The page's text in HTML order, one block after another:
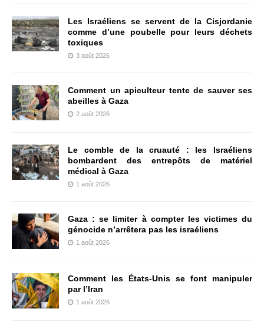
Les Israéliens se servent de la Cisjordanie
comme d’une poubelle pour leurs déchets
toxiques
3 août 2026
Comment un apiculteur tente de sauver ses
abeilles à Gaza
2 août 2026
Le comble de la cruauté : les Israéliens
bombardent des entrepôts de matériel
médical à Gaza
1 août 2026
Gaza : se limiter à compter les victimes du
génocide n’arrêtera pas les israéliens
1 août 2026
Comment les États-Unis se font manipuler
par l’Iran
1 août 2026